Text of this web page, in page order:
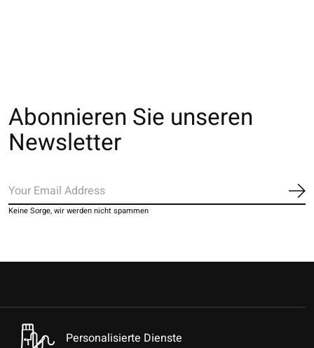
Abonnieren Sie unseren
Newsletter
Keine Sorge, wir werden nicht spammen
Personalisierte Dienste